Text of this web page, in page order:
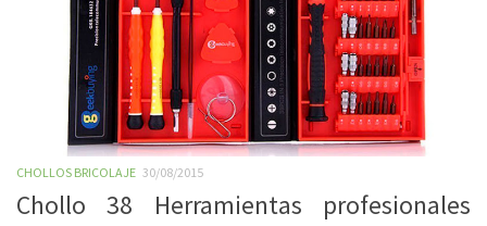
CHOLLOS BRICOLAJE 30/08/2015
Chollo 38 Herramientas profesionales